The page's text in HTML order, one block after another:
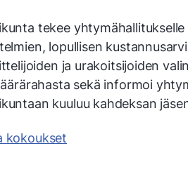
tekee
lopullisen
ja urakoitsijoiden
sekä informoi
kuuluu kahdeksan
kokoukset